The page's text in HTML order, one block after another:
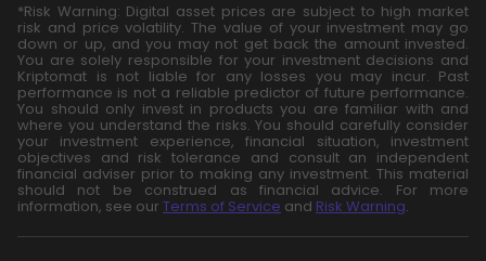
*Risk Warning: Digital asset prices are subject to high market
risk and price volatility. The value of your investment may go
down or up, and you may not get back the amount invested.
You are solely responsible for your investment decisions and
Kriptomat is not liable for any losses you may incur. Past
performance is not a reliable predictor of future performance.
You should only invest in products you are familiar with and
where you understand the risks. You should carefully consider
your investment experience, financial situation, investment
objectives and risk tolerance and consult an independent
financial adviser prior to making any investment. This material
should not be construed as financial advice. For more
information, see our Terms of Service and Risk Warning.